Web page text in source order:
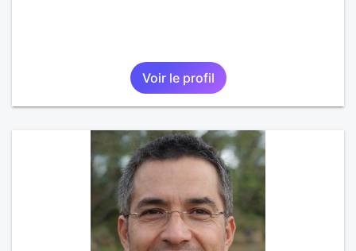
Voir le profil